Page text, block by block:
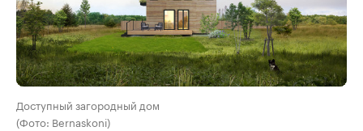
Доступный загородный дом
(Фото: Bernaskoni)